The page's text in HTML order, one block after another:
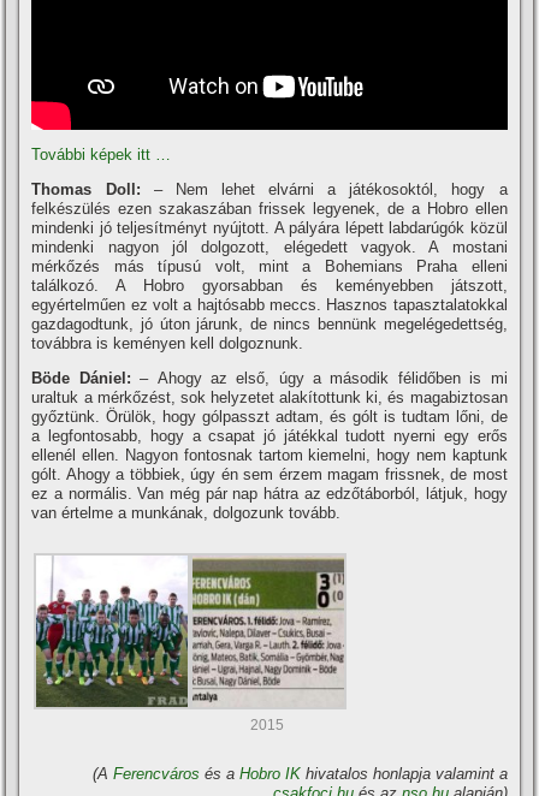
További képek itt …
Thomas Doll: – Nem lehet elvárni a játékosoktól, hogy a
felkészülés ezen szakaszában frissek legyenek, de a Hobro ellen
mindenki jó teljesí­tményt nyújtott. A pályára lépett labdarúgók közül
mindenki nagyon jól dolgozott, elégedett vagyok. A mostani
mérkőzés más tí­pusú volt, mint a Bohemians Praha elleni
találkozó. A Hobro gyorsabban és keményebben játszott,
egyértelműen ez volt a hajtósabb meccs. Hasznos tapasztalatokkal
gazdagodtunk, jó úton járunk, de nincs bennünk megelégedettség,
továbbra is keményen kell dolgoznunk.
Böde Dániel: – Ahogy az első, úgy a második félidőben is mi
uraltuk a mérkőzést, sok helyzetet alakí­tottunk ki, és magabiztosan
győztünk. Örülök, hogy gólpasszt adtam, és gólt is tudtam lőni, de
a legfontosabb, hogy a csapat jó játékkal tudott nyerni egy erős
ellenél ellen. Nagyon fontosnak tartom kiemelni, hogy nem kaptunk
gólt. Ahogy a többiek, úgy én sem érzem magam frissnek, de most
ez a normális. Van még pár nap hátra az edzőtáborból, látjuk, hogy
van értelme a munkának, dolgozunk tovább.
2015
(A Ferencváros és a Hobro IKhivatalos honlapja valamint a